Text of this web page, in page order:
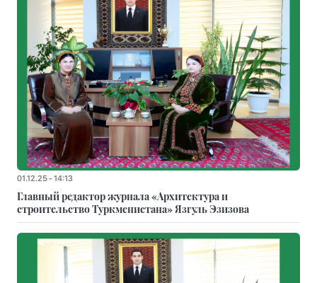
01.12.25 - 14:13
Главный редактор журнала «Архитектура и
строительство Туркменистана» Язгуль Эзизова